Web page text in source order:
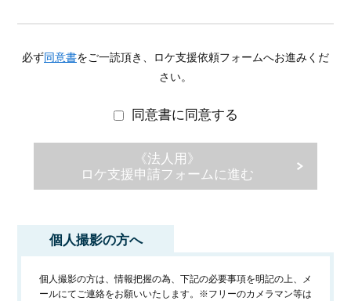
必ず同意書をご一読頂き、ロケ支援依頼フォームへお進みくだ
さい。
同意書に同意する
《法人用》
ロケ支援申請フォームに進む
個人撮影の方へ
個人撮影の方は、情報把握の為、下記の必要事項を明記の上、メ
ールにてご連絡をお願いいたします。※フリーのカメラマン等は